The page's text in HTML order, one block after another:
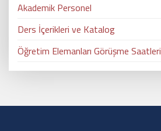
Akademik Personel
Ders İçerikleri ve Katalog
Öğretim Elemanları Görüşme Saatleri